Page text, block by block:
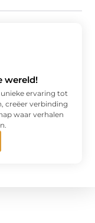
wereld!
ervaring tot
creëer verbinding
waar verhalen